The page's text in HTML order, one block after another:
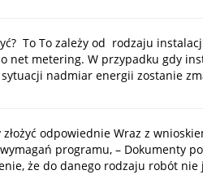
To To zależy od rodzaju
metering. W przypadku gdy
nadmiar energii zostanie
odpowiednie Wraz z
programu, – Dokumenty
że do danego rodzaju robót